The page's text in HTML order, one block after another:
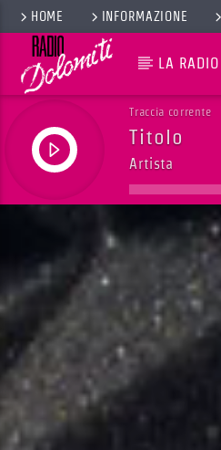
HOME INFORMAZIONE
LA RADIO
Traccia corrente
Titolo
Artista